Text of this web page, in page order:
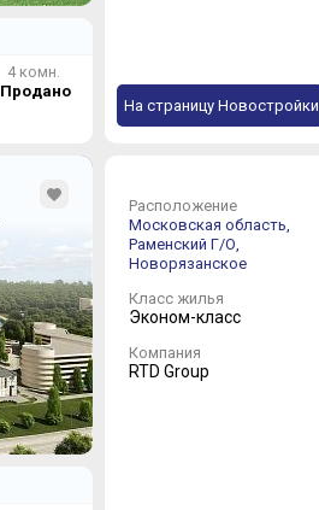
4 комн.
Продано
На страницу Новостройки
Расположение
Московская область,
Раменский Г/О,
Новорязанское
Класс жилья
Эконом-класс
Компания
RTD Group